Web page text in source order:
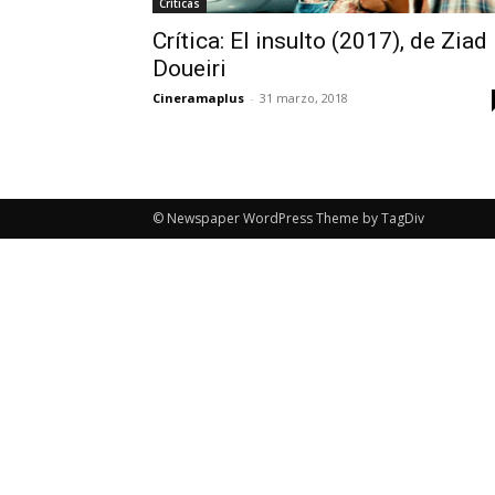
Críticas
Crítica: El insulto (2017), de Ziad
Doueiri
Cineramaplus - 31 marzo, 2018
© Newspaper WordPress Theme by TagDiv